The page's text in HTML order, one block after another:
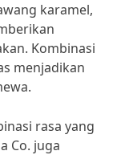
karamel,
Kombinasi
menjadikan
rasa yang
Co. juga